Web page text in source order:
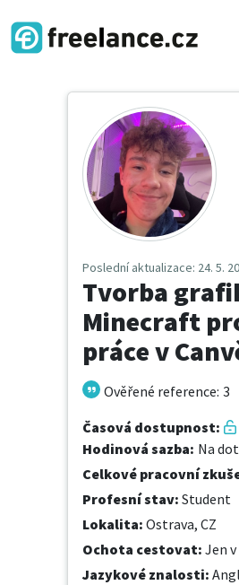
Poslední aktualizace: 24. 5.
Tvorba
Minecraft
práce v
Ověřené reference: 3
Časová dostupnost:
Hodinová sazba: Na
Celkové pracovní
Profesní stav: Student
Lokalita: Ostrava, CZ
Ochota cestovat: Jen
Jazykové znalosti: